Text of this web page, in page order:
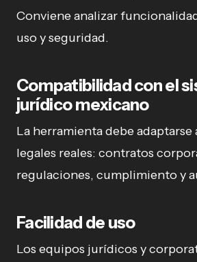
Conviene analizar
uso y seguridad.
Compatibilidad con el
jurídico mexicano
La herramienta debe adaptarse
legales reales: contratos
regulaciones, cumplimiento y
Facilidad de uso
Los equipos jurídicos y